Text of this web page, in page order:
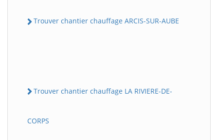
Trouver chantier chauffage ARCIS-SUR-AUBE
Trouver chantier chauffage LA RIVIERE-DE-
CORPS